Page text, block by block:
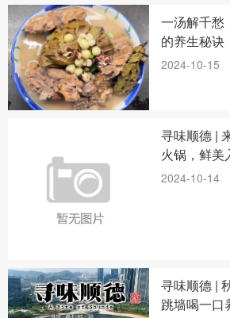
一汤解千愁
的养生秘诀
2024-10-15
寻味顺德 |
火锅，鲜美
2024-10-14
寻味顺德 |
跳墙喝一口